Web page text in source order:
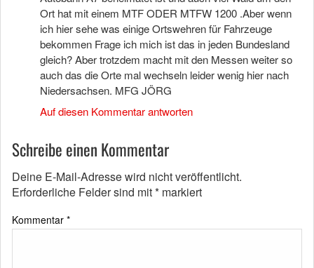
Ort hat mit einem MTF ODER MTFW 1200 .Aber wenn
ich hier sehe was einige Ortswehren für Fahrzeuge
bekommen Frage ich mich ist das in jeden Bundesland
gleich? Aber trotzdem macht mit den Messen weiter so
auch das die Orte mal wechseln leider wenig hier nach
Niedersachsen. MFG JÖRG
Auf diesen Kommentar antworten
Schreibe einen Kommentar
Deine E-Mail-Adresse wird nicht veröffentlicht.
Erforderliche Felder sind mit* markiert
Kommentar *